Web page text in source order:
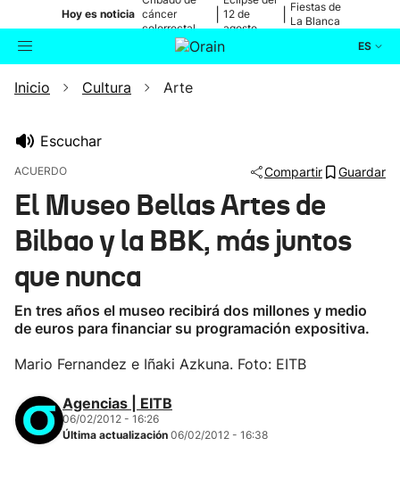
Hoy es noticia cáncer
colorrectal
12 de
agosto
Fiestas de
La Blanca
ES
Buscador Actualidad
Ikusmiran
Inicio Cultura Arte
Escuchar
ACUERDO Compartir Guardar
El Museo Bellas Artes de
Bilbao y la BBK, más juntos
que nunca
En tres años el museo recibirá dos millones y medio
de euros para financiar su programación expositiva.
Mario Fernandez e Iñaki Azkuna. Foto: EITB
Agencias | EITB
06/02/2012 - 16:26
Última actualización 06/02/2012 - 16:38